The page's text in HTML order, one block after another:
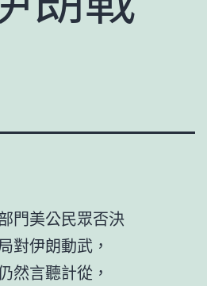
門美公民眾否決
對伊朗動武，
然言聽計從，